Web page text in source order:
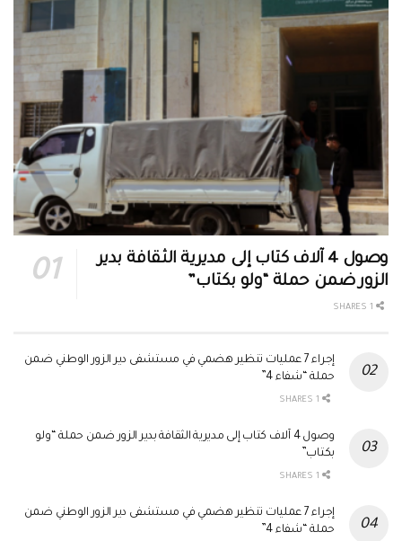
وصول 4 آلاف كتاب إلى مديرية الثقافة بدير
الزور ضمن حملة “ولو بكتاب”
إجراء 7 عمليات تنظير هضمي في مستشفى دير الزور الوطني ضمن
حملة “شفاء 4”
وصول 4 آلاف كتاب إلى مديرية الثقافة بدير الزور ضمن حملة “ولو
بكتاب”
إجراء 7 عمليات تنظير هضمي في مستشفى دير الزور الوطني ضمن
حملة “شفاء 4”